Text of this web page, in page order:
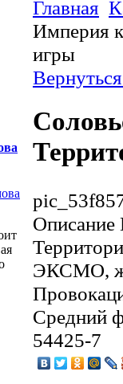
Главная
Империя
игры
Описание
ЭКСМО,
Средний
54425-7